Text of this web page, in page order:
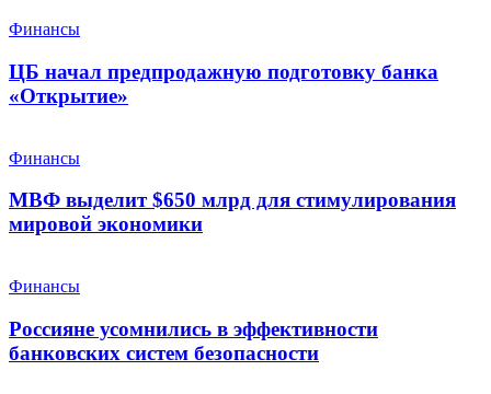
Финансы
ЦБ начал предпродажную подготовку банка
«Открытие»
Финансы
МВФ выделит $650 млрд для стимулирования
мировой экономики
Финансы
Россияне усомнились в эффективности
банковских систем безопасности